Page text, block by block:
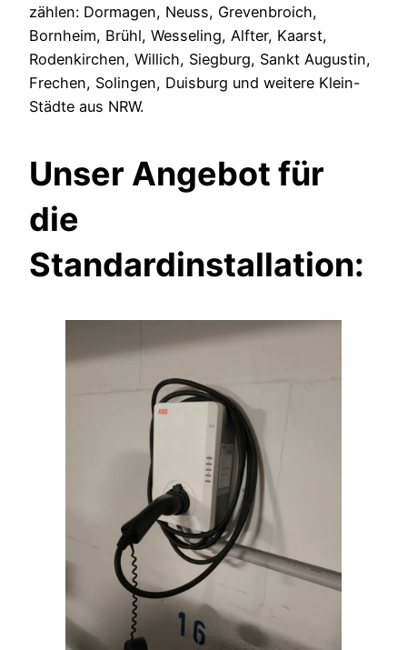
zählen: Dormagen, Neuss, Grevenbroich,
Bornheim, Brühl, Wesseling, Alfter, Kaarst,
Rodenkirchen, Willich, Siegburg, Sankt Augustin,
Frechen, Solingen, Duisburg und weitere Klein-
Städte aus NRW.
Unser Angebot für
die
Standardinstallation: